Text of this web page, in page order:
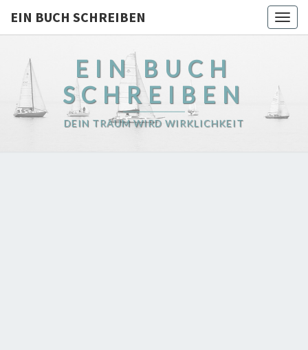
EIN BUCH SCHREIBEN
EIN BUCH
SCHREIBEN
DEIN TRAUM WIRD WIRKLICHKEIT